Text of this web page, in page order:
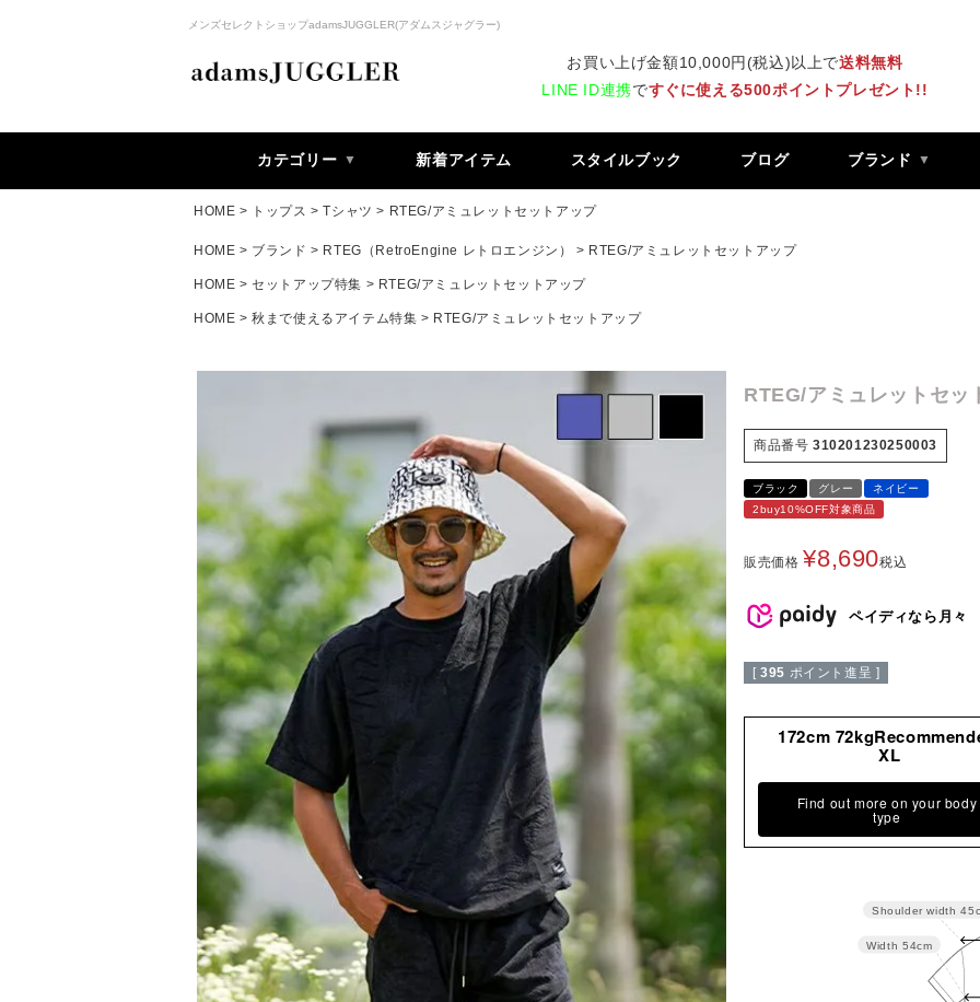
メンズセレクトショップadamsJUGGLER(アダムスジャグラー)
お買い上げ金額10,000円(税込)以上で送料無料
LINE ID連携ですぐに使える500ポイントプレゼント!!
カテゴリー 新着アイテム スタイルブック ブログ ブランド
HOME トップス Tシャツ RTEG/アミュレットセットアップ
HOME ブランド RTEG（RetroEngine レトロエンジン） RTEG/アミュレットセットアップ
HOME セットアップ特集 RTEG/アミュレットセットアップ
HOME 秋まで使えるアイテム特集 RTEG/アミュレットセットアップ
RTEG/アミュレットセッ
商品番号 310201230250003
ブラック グレー
ネイビー
2buy10%OFF対象商品
販売価格 ¥8,690税込
ペイディなら月々
[ 395 ポイント進呈 ]
172cm
XL
Find out more on your body
type
Width 54cm
Shoulder width